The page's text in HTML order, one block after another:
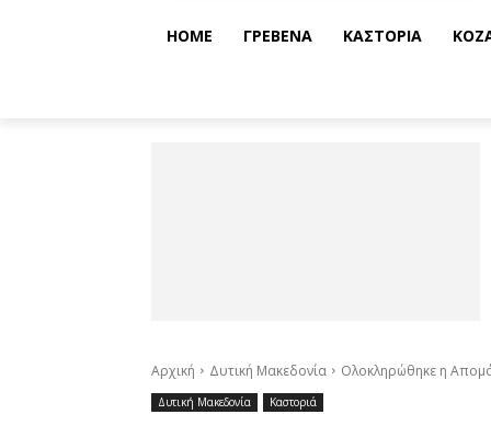
HOME ΓΡΕΒΕΝΆ ΚΑΣΤΟΡΙΆ
Αρχική Δυτική Μακεδονία Ολοκληρώθηκε η
Δυτική Μακεδονία Καστοριά